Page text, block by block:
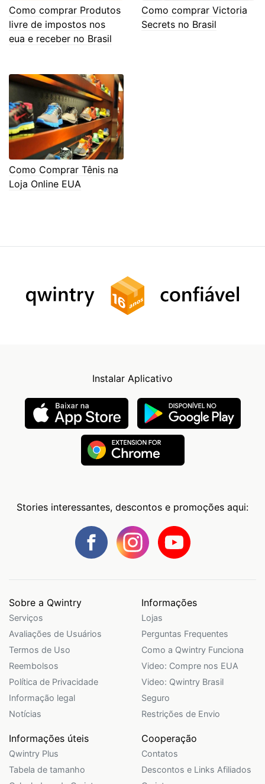
Como comprar Produtos
livre de impostos nos
eua e receber no Brasil
Como comprar Victoria
Secrets no Brasil
Como Comprar Tênis na
Loja Online EUA
Instalar Aplicativo
Stories interessantes, descontos e promoções aqui:
Sobre a Qwintry
Serviços
Avaliações de Usuários
Termos de Uso
Reembolsos
Política de Privacidade
Informação legal
Notícias
Informações
Lojas
Perguntas Frequentes
Como a Qwintry Funciona
Video: Compre nos EUA
Video: Qwintry Brasil
Seguro
Restrições de Envio
Informações úteis
Qwintry Plus
Tabela de tamanho
Cooperação
Contatos
Descontos e Links Afiliados